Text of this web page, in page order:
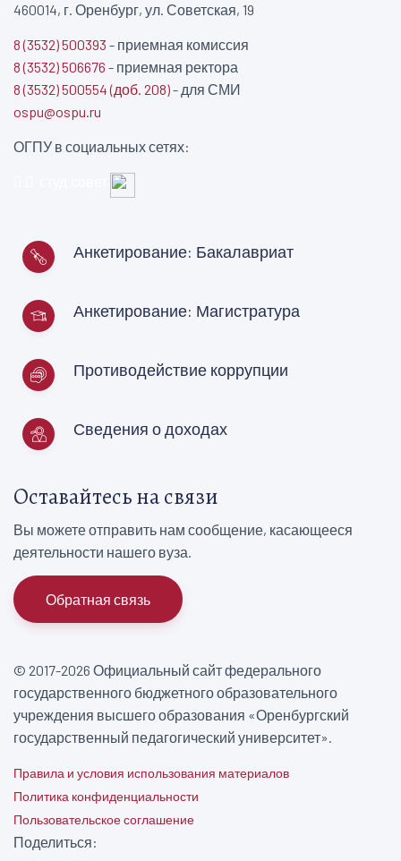
460014, г. Оренбург, ул. Советская, 19
8 (3532) 500393 - приемная комиссия
8 (3532) 506676 - приемная ректора
8 (3532) 500554 (доб. 208)- для СМИ
ospu@ospu.ru
ОГПУ в социальных сетях:
Анкетирование: Бакалавриат
Анкетирование: Магистратура
Противодействие коррупции
Сведения о доходах
Оставайтесь на связи
Вы можете отправить нам сообщение, касающееся
деятельности нашего вуза.
Обратная связь
© 2017-2026 Официальный сайт федерального
государственного бюджетного образовательного
учреждения высшего образования «Оренбургский
государственный педагогический университет».
Правила и условия использования материалов
Политика конфиденциальности
Пользовательское соглашение
Поделиться: